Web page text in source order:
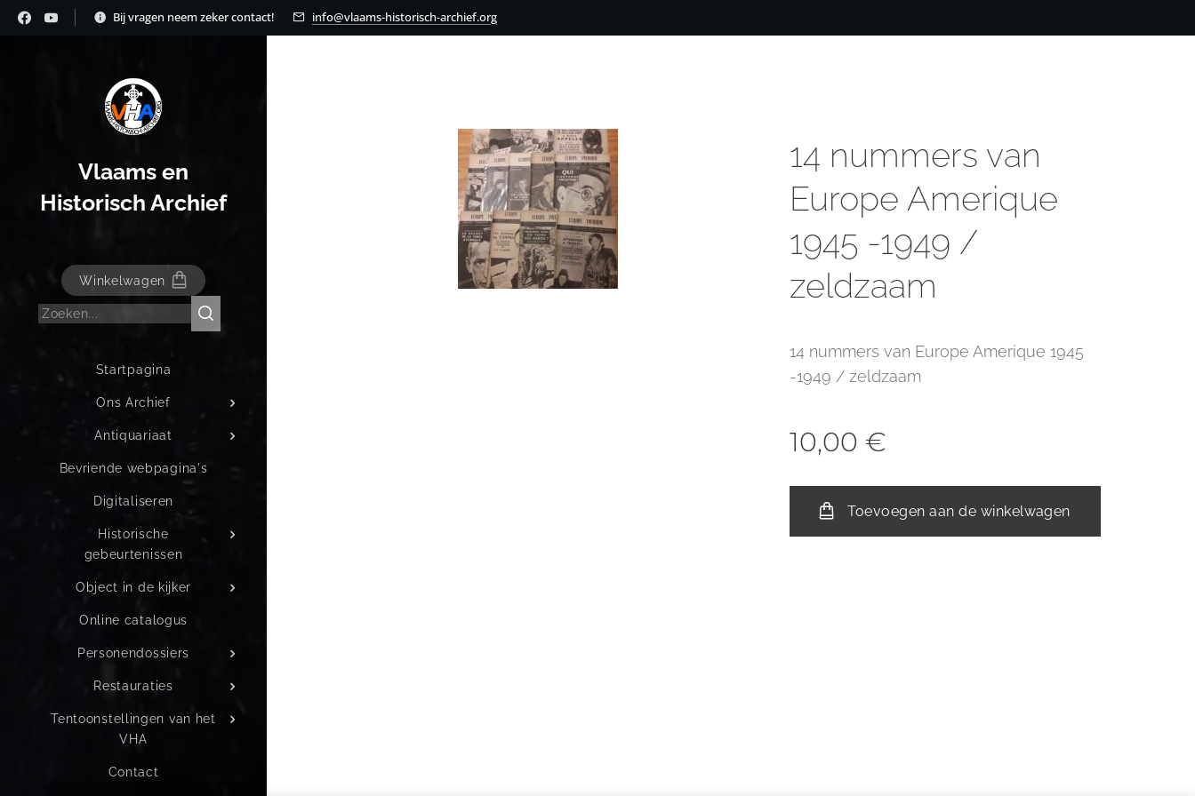
Bij vragen neem zeker contact! info@vlaams-historisch-archief.org
Vlaams en
Historisch Archief
Winkelwagen
Startpagina
Ons Archief
Antiquariaat
Bevriende webpagina's
Digitaliseren
Historische
gebeurtenissen
Object in de kijker
Online catalogus
Personendossiers
Restauraties
Tentoonstellingen van het
VHA
Contact
14 nummers van
Europe Amerique
1945 -1949 /
zeldzaam
14 nummers van Europe Amerique 1945
-1949 / zeldzaam
10,00 €
Toevoegen aan de winkelwagen